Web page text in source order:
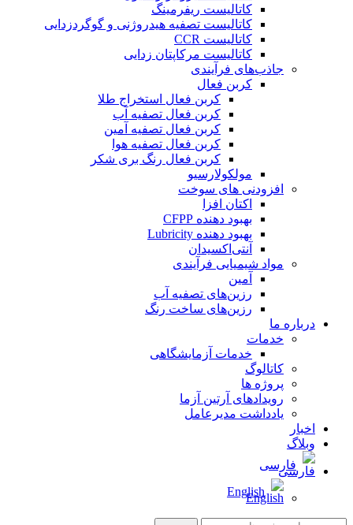
کاتالیست ریفرمینگ
کاتالیست تصفیه هیدروژنی و گوگردزدایی
کاتالیست CCR
کاتالیست مرکاپتان زدایی
جاذب‌های فرآیندی
کربن فعال
کربن فعال استخراج طلا
کربن فعال تصفیه آب
کربن فعال تصفیه آمین
کربن فعال تصفیه هوا
کربن فعال رنگ بری شکر
مولکولارسیو
افزودنی های سوخت
اکتان افزا
بهبود دهنده CFPP
بهبود دهنده Lubricity
آنتی‌اکسیدان
مواد شیمیایی فرآیندی
آمین
رزین‌های تصفیه آب
رزین‌های ساخت رنگ
درباره ما
خدمات
خدمات آزمایشگاهی
کاتالوگ
پروژه ها
رویدادهای آرتین آزما
یادداشت مدیرعامل
اخبار
وبلاگ
فارسی
English